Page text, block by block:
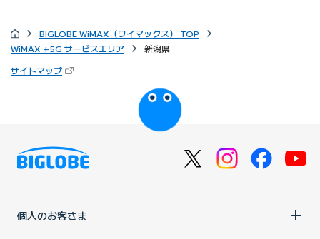
BIGLOBE WiMAX（ワイマックス） TOP
WiMAX +5G サービスエリア
新潟県
サイトマップ（新しいタブで開きます）
個人のお客さま